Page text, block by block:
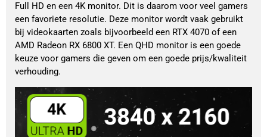
Full HD en een 4K monitor. Dit is daarom voor veel gamers
een favoriete resolutie. Deze monitor wordt vaak gebruikt
bij videokaarten zoals bijvoorbeeld een RTX 4070 of een
AMD Radeon RX 6800 XT. Een QHD monitor is een goede
keuze voor gamers die geven om een goede prijs/kwaliteit
verhouding.